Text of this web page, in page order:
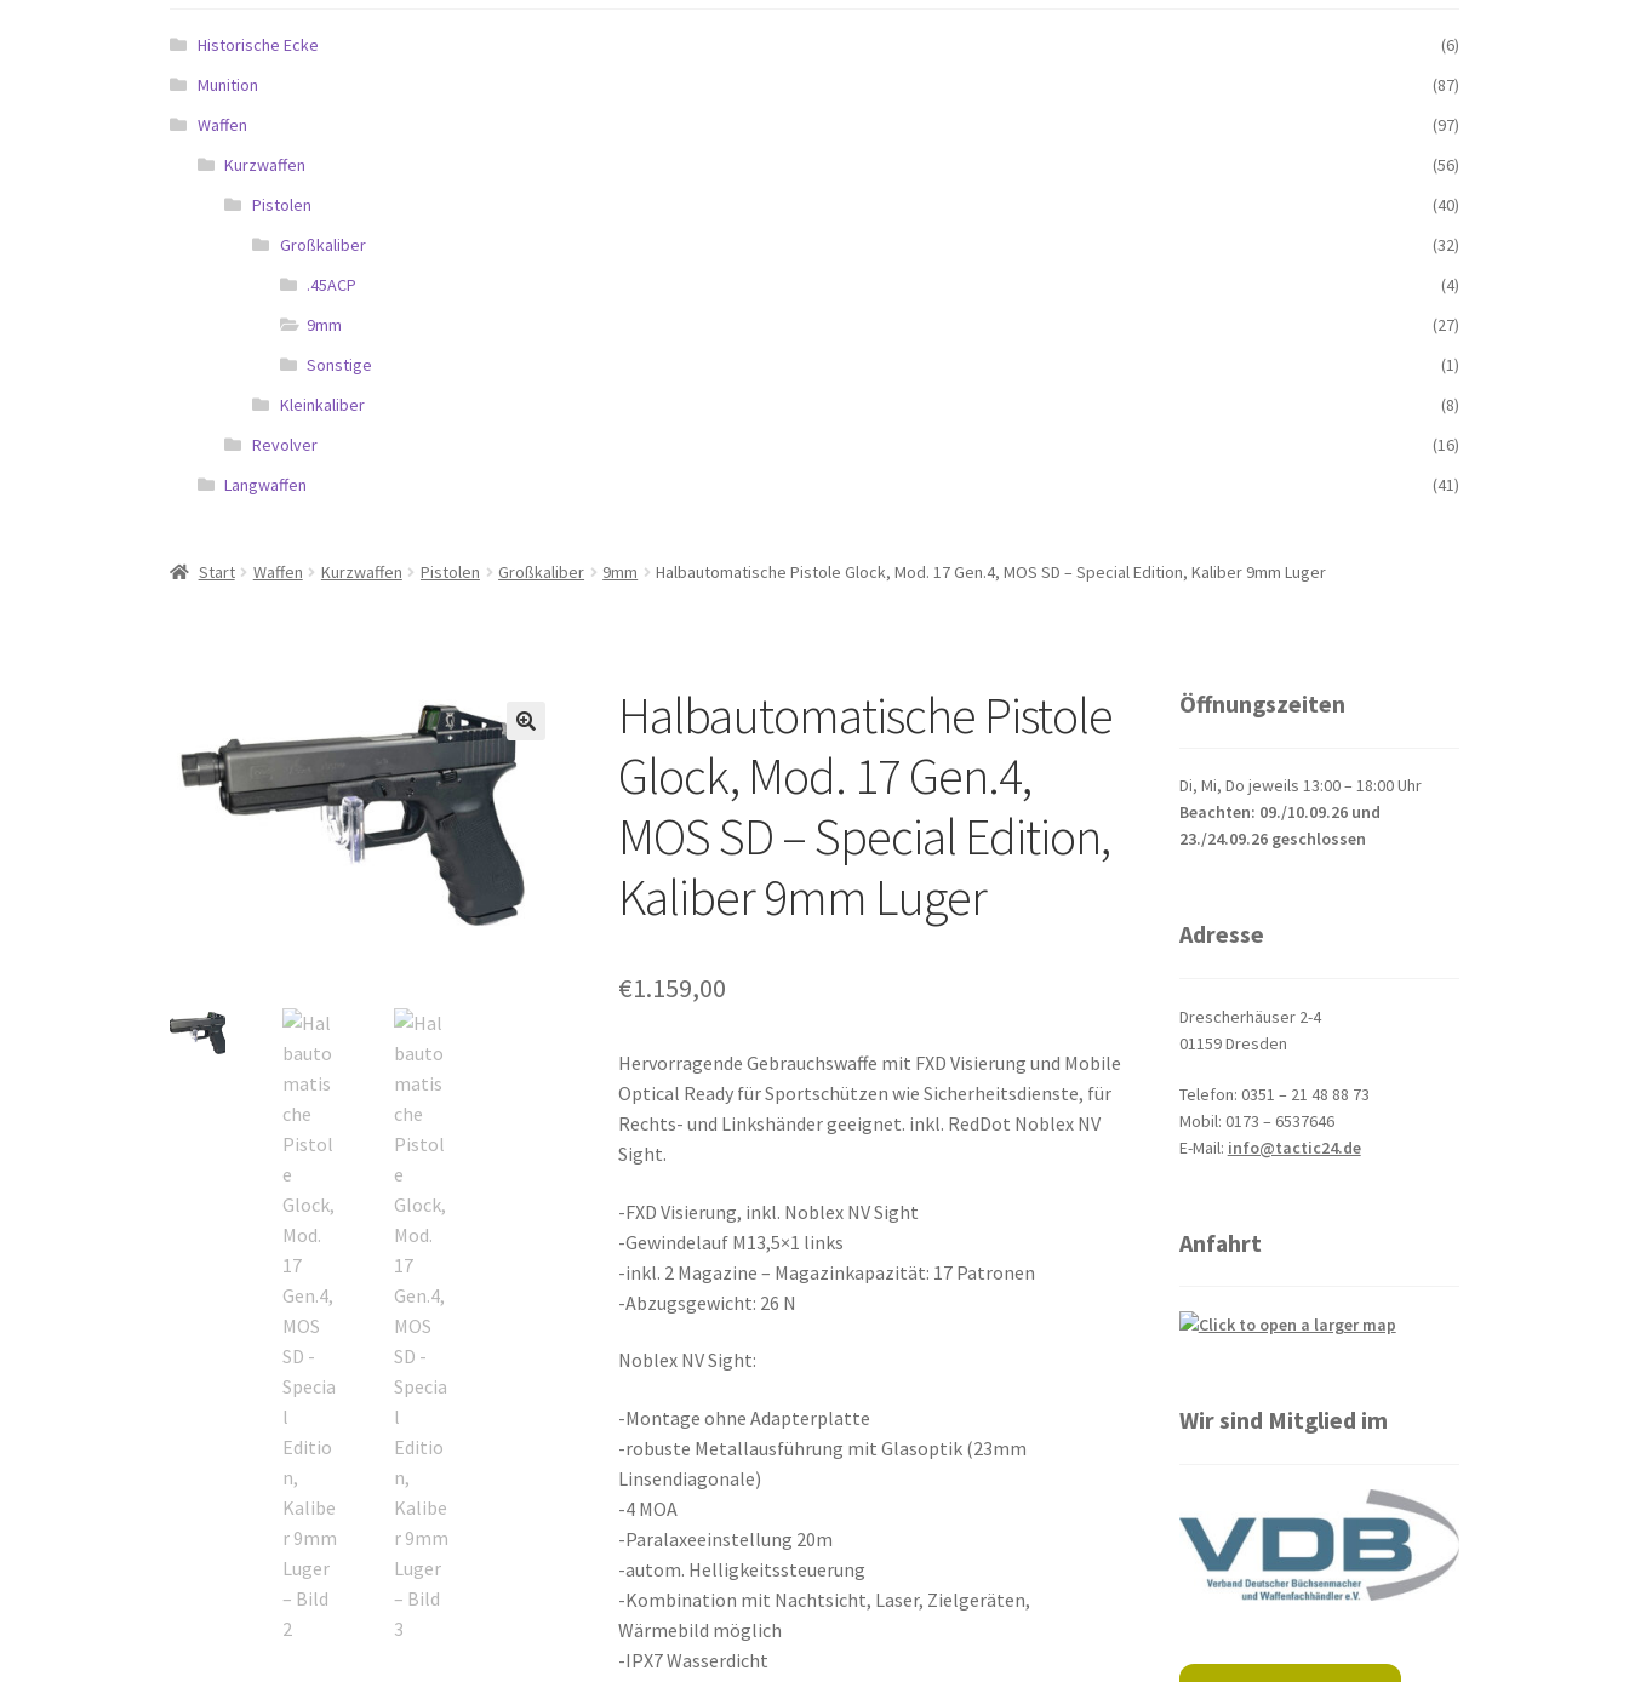
Historische Ecke
(6)
Munition
(87)
Waffen
(97)
Kurzwaffen
(56)
Pistolen
(40)
Großkaliber
(32)
.45ACP
(4)
9mm
(27)
Sonstige
(1)
Kleinkaliber
(8)
Revolver
(16)
Langwaffen
(41)
Start Waffen Kurzwaffen Pistolen Großkaliber 9mm Halbautomatische Pistole Glock, Mod. 17 Gen.4, MOS SD – Special Edition, Kaliber 9mm Luger
Halbautomatische Pistole
Glock, Mod. 17 Gen.4,
MOS SD – Special Edition,
Kaliber 9mm Luger
€1.159,00
Hervorragende Gebrauchswaffe mit FXD Visierung und Mobile
Optical Ready für Sportschützen wie Sicherheitsdienste, für
Rechts- und Linkshänder geeignet. inkl. RedDot Noblex NV
Sight.
-FXD Visierung, inkl. Noblex NV Sight
-Gewindelauf M13,5×1 links
-inkl. 2 Magazine – Magazinkapazität: 17 Patronen
-Abzugsgewicht: 26 N
Noblex NV Sight:
-Montage ohne Adapterplatte
-robuste Metallausführung mit Glasoptik (23mm
Linsendiagonale)
-4 MOA
-Paralaxeeinstellung 20m
-autom. Helligkeitssteuerung
-Kombination mit Nachtsicht, Laser, Zielgeräten,
Wärmebild möglich
-IPX7 Wasserdicht
Öffnungszeiten
Di, Mi, Do jeweils 13:00 – 18:00 Uhr
Beachten: 09./10.09.26 und
23./24.09.26 geschlossen
Adresse
Drescherhäuser 2-4
01159 Dresden
Telefon: 0351 – 21 48 88 73
Mobil: 0173 – 6537646
E-Mail: info@tactic24.de
Anfahrt
Wir sind Mitglied im